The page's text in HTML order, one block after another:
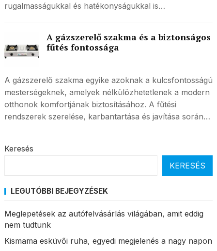
rugalmasságukkal és hatékonyságukkal is…
A gázszerelő szakma és a biztonságos
fűtés fontossága
A gázszerelő szakma egyike azoknak a kulcsfontosságú
mesterségeknek, amelyek nélkülözhetetlenek a modern
otthonok komfortjának biztosításához. A fűtési
rendszerek szerelése, karbantartása és javítása során…
Keresés
KERESÉS
LEGUTÓBBI BEJEGYZÉSEK
Meglepetések az autófelvásárlás világában, amit eddig
nem tudtunk
Kismama esküvői ruha, egyedi megjelenés a nagy napon